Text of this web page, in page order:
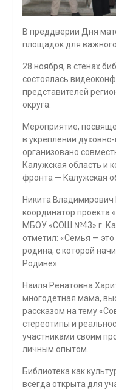
В преддверии Дня
площадок для
28 ноября, в стенах
состоялась
представителей
округа.
Мероприятие,
в укреплении
организовано
Калужская область и
фронта — Калужская
Никита Владимирович
координатор проекта
МБОУ «СОШ №43» г.
отметил: «Семья —
родина, с которой
Родине».
Наиля Ренатовна
многодетная мама,
рассказом на тему
стереотипы и
участниками своим
личным опытом.
Библиотека как
всегда открыта для